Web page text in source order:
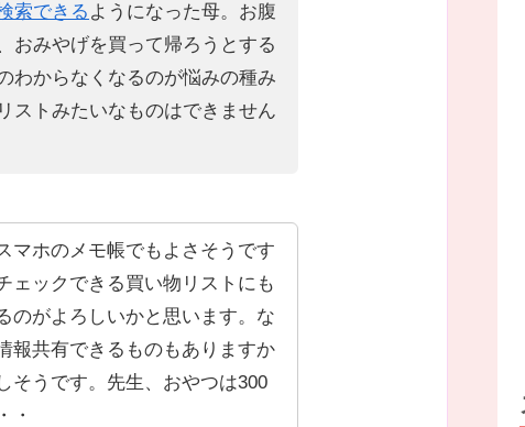
索できる ようになった母。お腹
おみやげを買って帰ろうとする
わからなくなるのが悩みの種み
ストみたいなものはできません
マホのメモ帳でもよさそうです
ェックできる買い物リストにも
のがよろしいかと思います。な
報共有できるものもありますか
そうです。先生、おやつは300
・